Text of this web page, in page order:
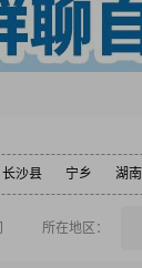
长沙县 宁乡 湖南
所在地区：